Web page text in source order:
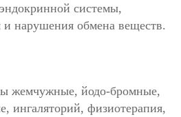
системы,
и нарушения обмена веществ.
жемчужные, йодо-бромные,
ингаляторий, физиотерапия,